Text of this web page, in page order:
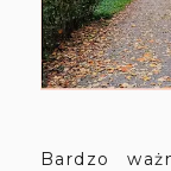
Bardzo